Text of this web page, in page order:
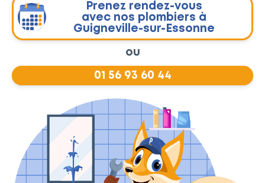
Prenez rendez-vous
avec nos plombiers à
Guigneville-sur-Essonne
ou
01 56 93 60 44